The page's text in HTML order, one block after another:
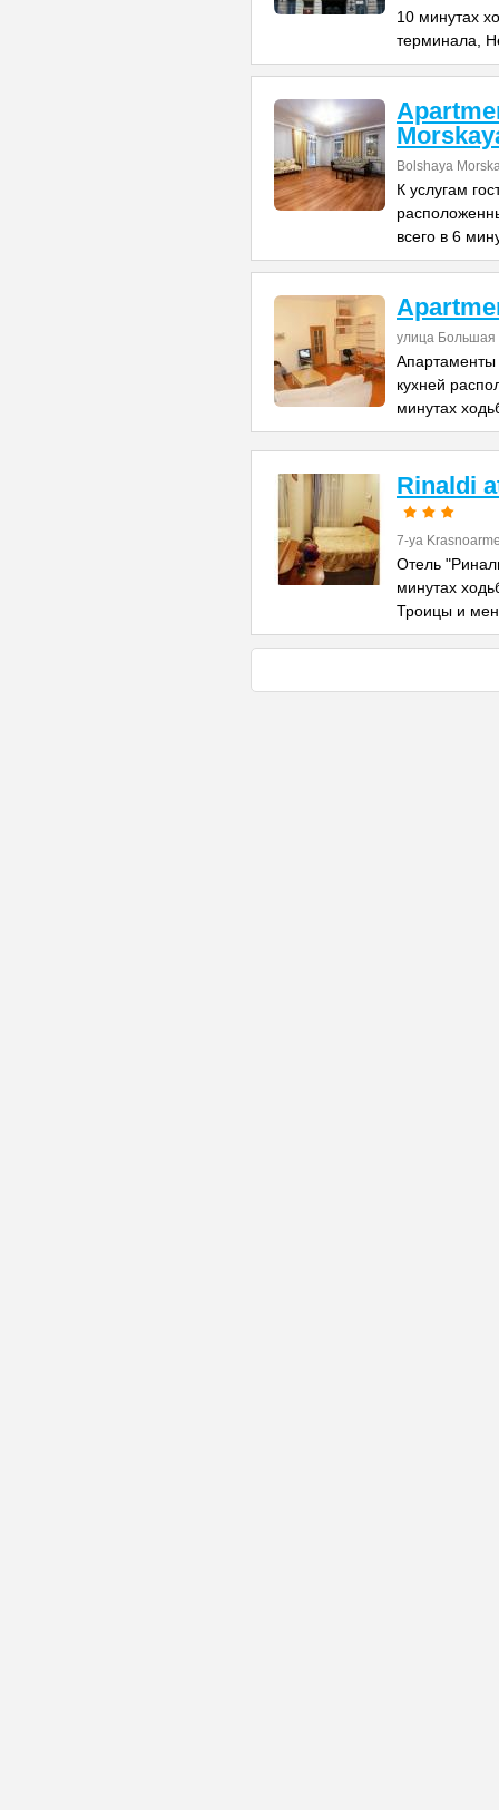
10 минутах
терминала,
Bolshaya
К услугам
всего в 6
улица Большая
кухней
минутах
Rinaldi
7-ya
Отель
минутах
Троицы и